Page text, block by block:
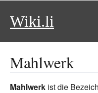
Wiki.li
Mahlwerk
Mahlwerk ist die